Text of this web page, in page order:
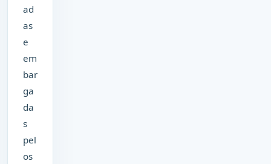
ad
as
e
em
bar
ga
da
s
pel
os